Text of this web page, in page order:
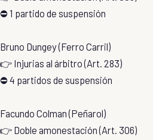
⛔ 1 partido de suspensión
Bruno Dungey (Ferro Carril)
👉 Injurias al árbitro (Art. 283)
⛔ 4 partidos de suspensión
Facundo Colman (Peñarol)
👉 Doble amonestación (Art. 306)